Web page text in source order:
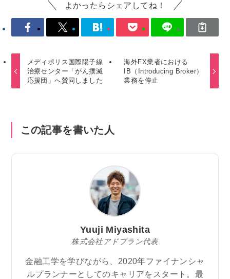
よかったらシェアしてね！
メディポリス国際陽子線
治療センター「がん撲滅
応援団」へ賛同しました
海外FX業者における
IB（Introducing Broker）
業務を停止
この記事を書いた人
Yuuji Miyashita
株式会社アドプラン代表
金融工学を学びながら、2020年ファイナンシャ
ルプランナーとしてのキャリアをスタート。最